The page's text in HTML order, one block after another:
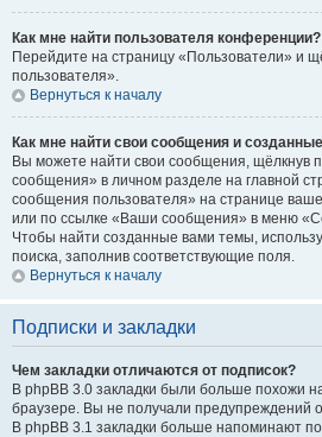
Как мне найти пользователя конференции?
Перейдите на страницу «Пользователи» и
пользователя».
Вернуться к началу
Как мне найти свои сообщения и
Вы можете найти свои сообщения, щёлкнув
сообщения» в личном разделе на главной
сообщения пользователя» на странице
или по ссылке «Ваши сообщения» в меню
Чтобы найти созданные вами темы,
поиска, заполнив соответствующие поля.
Вернуться к началу
Подписки и закладки
Чем закладки отличаются от подписок?
В phpBB 3.0 закладки были больше похожи
браузере. Вы не получали предупреждений
В phpBB 3.1 закладки больше напоминают